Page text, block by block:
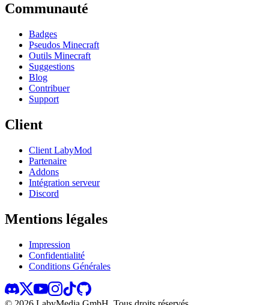
Communauté
Badges
Pseudos Minecraft
Outils Minecraft
Suggestions
Blog
Contribuer
Support
Client
Client LabyMod
Partenaire
Addons
Intégration serveur
Discord
Mentions légales
Impression
Confidentialité
Conditions Générales